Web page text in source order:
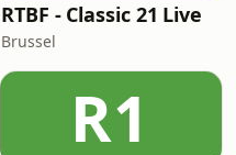
RTBF - Classic 21 Live
Brussel
R1